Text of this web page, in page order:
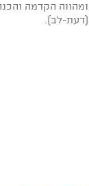
ומהווה הקדמה
(דעת-לב).